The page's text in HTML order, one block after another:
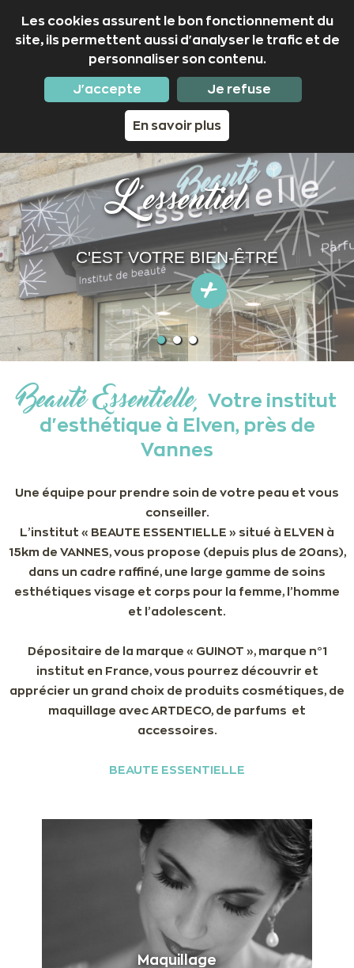
Les cookies assurent le bon fonctionnement du
site, ils permettent aussi d'analyser le trafic et de
personnaliser son contenu.
J'accepte Je refuse
En savoir plus
L'essentiel
C'EST VOTRE BIEN-ÊTRE
Beauté Essentielle, Votre institut
d'esthétique à Elven, près de
Vannes
Une équipe pour prendre soin de votre peau et vous
conseiller.
L’institut « BEAUTE ESSENTIELLE » situé à ELVEN à
15km de VANNES, vous propose (depuis plus de 20ans),
dans un cadre raffiné, une large gamme de soins
esthétiques visage et corps pour la femme, l’homme
et l’adolescent.
Dépositaire de la marque « GUINOT », marque n°1
institut en France, vous pourrez découvrir et
apprécier un grand choix de produits cosmétiques, de
maquillage avec ARTDECO, de parfums et
accessoires.
BEAUTE ESSENTIELLE
Maquillage